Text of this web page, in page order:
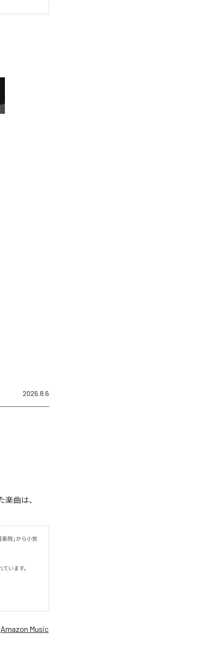
2026.8.6
曲は、
院」から小気
います。
Amazon Music